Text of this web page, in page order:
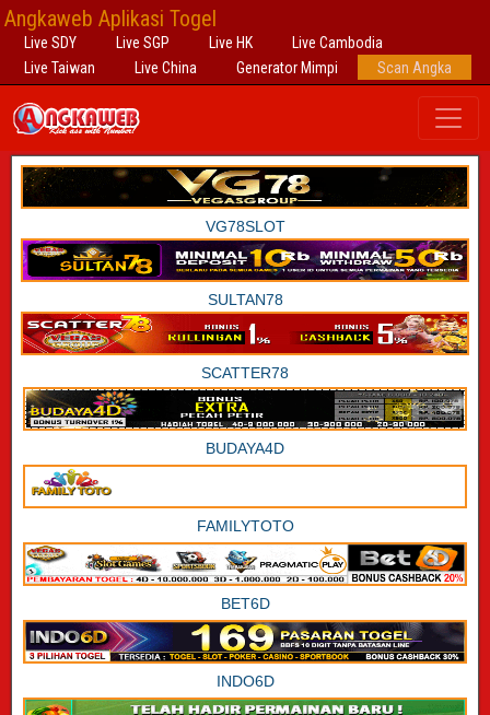
Angkaweb Aplikasi Togel
Live SDY Live SGP Live HK
Live Cambodia
Live Taiwan
Live China Generator Mimpi Scan Angka
VG78SLOT
SULTAN78
SCATTER78
BUDAYA4D
FAMILYTOTO
BET6D
INDO6D